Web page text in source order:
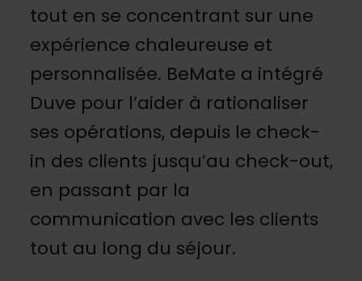
tout en se concentrant sur une
expérience chaleureuse et
personnalisée. BeMate a intégré
Duve pour l’aider à rationaliser
ses opérations, depuis le check-
in des clients jusqu’au check-out,
en passant par la
communication avec les clients
tout au long du séjour.